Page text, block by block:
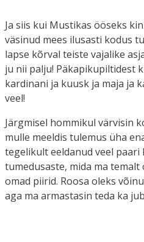
Ja siis kui Mustikas ööseks
väsinud mees ilusasti kodus
lapse kõrval teiste vajalike
ju nii palju! Päkapikupiltidest
kardinani ja kuusk ja maja ja
veel!
Järgmisel hommikul värvisin
mulle meeldis tulemus üha
tegelikult eeldanud veel paari
tumedusaste, mida ma temalt
omad piirid. Roosa oleks
aga ma armastasin teda ka